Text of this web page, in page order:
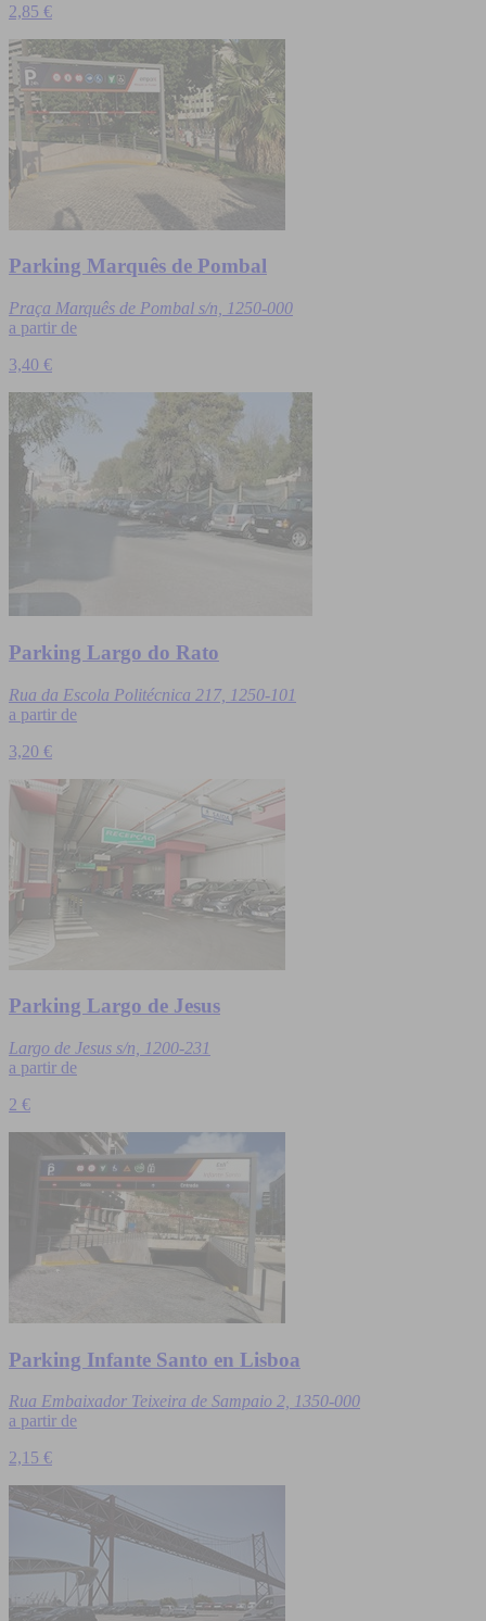
2,85 €
Parking Marquês de Pombal
Praça Marquês de Pombal s/n, 1250-000
a partir de
3,40 €
Parking Largo do Rato
Rua da Escola Politécnica 217, 1250-101
a partir de
3,20 €
Parking Largo de Jesus
Largo de Jesus s/n, 1200-231
a partir de
2 €
Parking Infante Santo en Lisboa
Rua Embaixador Teixeira de Sampaio 2, 1350-000
a partir de
2,15 €